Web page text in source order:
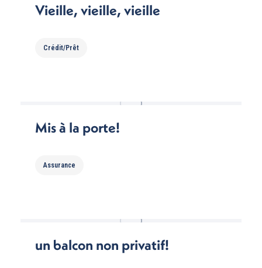
Vieille, vieille, vieille
Crédit/Prêt
Mis à la porte!
Assurance
un balcon non privatif!